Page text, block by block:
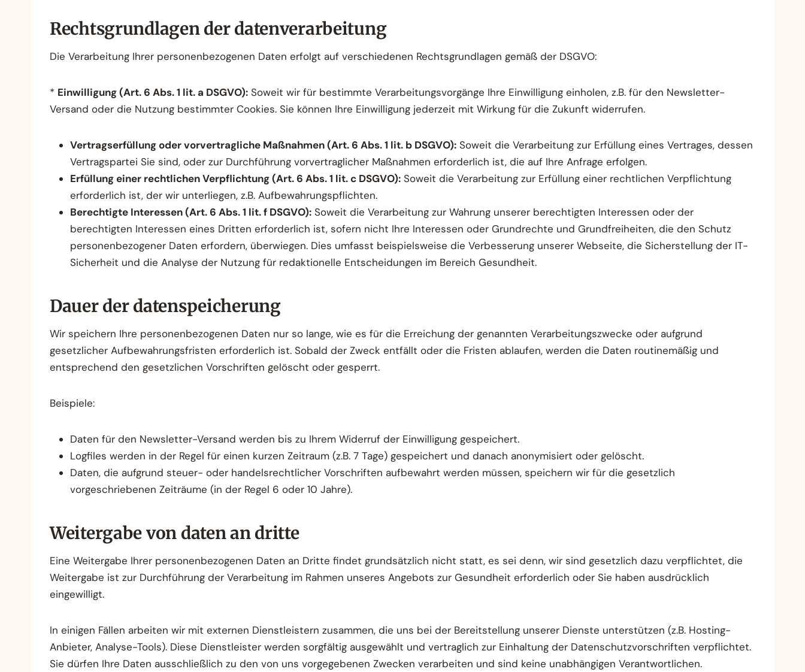
Rechtsgrundlagen der datenverarbeitung
Die Verarbeitung Ihrer personenbezogenen Daten erfolgt auf verschiedenen Rechtsgrundlagen gemäß der DSGVO:
* Einwilligung (Art. 6 Abs. 1 lit. a DSGVO): Soweit wir für bestimmte Verarbeitungsvorgänge Ihre Einwilligung einholen, z.B. für den Newsletter-
Versand oder die Nutzung bestimmter Cookies. Sie können Ihre Einwilligung jederzeit mit Wirkung für die Zukunft widerrufen.
Vertragserfüllung oder vorvertragliche Maßnahmen (Art. 6 Abs. 1 lit. b DSGVO): Soweit die Verarbeitung zur Erfüllung eines Vertrages, dessen
Vertragspartei Sie sind, oder zur Durchführung vorvertraglicher Maßnahmen erforderlich ist, die auf Ihre Anfrage erfolgen.
Erfüllung einer rechtlichen Verpflichtung (Art. 6 Abs. 1 lit. c DSGVO): Soweit die Verarbeitung zur Erfüllung einer rechtlichen Verpflichtung
erforderlich ist, der wir unterliegen, z.B. Aufbewahrungspflichten.
Berechtigte Interessen (Art. 6 Abs. 1 lit. f DSGVO): Soweit die Verarbeitung zur Wahrung unserer berechtigten Interessen oder der
berechtigten Interessen eines Dritten erforderlich ist, sofern nicht Ihre Interessen oder Grundrechte und Grundfreiheiten, die den Schutz
personenbezogener Daten erfordern, überwiegen. Dies umfasst beispielsweise die Verbesserung unserer Webseite, die Sicherstellung der IT-
Sicherheit und die Analyse der Nutzung für redaktionelle Entscheidungen im Bereich Gesundheit.
Dauer der datenspeicherung
Wir speichern Ihre personenbezogenen Daten nur so lange, wie es für die Erreichung der genannten Verarbeitungszwecke oder aufgrund
gesetzlicher Aufbewahrungsfristen erforderlich ist. Sobald der Zweck entfällt oder die Fristen ablaufen, werden die Daten routinemäßig und
entsprechend den gesetzlichen Vorschriften gelöscht oder gesperrt.
Beispiele:
Daten für den Newsletter-Versand werden bis zu Ihrem Widerruf der Einwilligung gespeichert.
Logfiles werden in der Regel für einen kurzen Zeitraum (z.B. 7 Tage) gespeichert und danach anonymisiert oder gelöscht.
Daten, die aufgrund steuer- oder handelsrechtlicher Vorschriften aufbewahrt werden müssen, speichern wir für die gesetzlich
vorgeschriebenen Zeiträume (in der Regel 6 oder 10 Jahre).
Weitergabe von daten an dritte
Eine Weitergabe Ihrer personenbezogenen Daten an Dritte findet grundsätzlich nicht statt, es sei denn, wir sind gesetzlich dazu verpflichtet, die
Weitergabe ist zur Durchführung der Verarbeitung im Rahmen unseres Angebots zur Gesundheit erforderlich oder Sie haben ausdrücklich
eingewilligt.
In einigen Fällen arbeiten wir mit externen Dienstleistern zusammen, die uns bei der Bereitstellung unserer Dienste unterstützen (z.B. Hosting-
Anbieter, Analyse-Tools). Diese Dienstleister werden sorgfältig ausgewählt und vertraglich zur Einhaltung der Datenschutzvorschriften verpflichtet.
Sie dürfen Ihre Daten ausschließlich zu den von uns vorgegebenen Zwecken verarbeiten und sind keine unabhängigen Verantwortlichen.